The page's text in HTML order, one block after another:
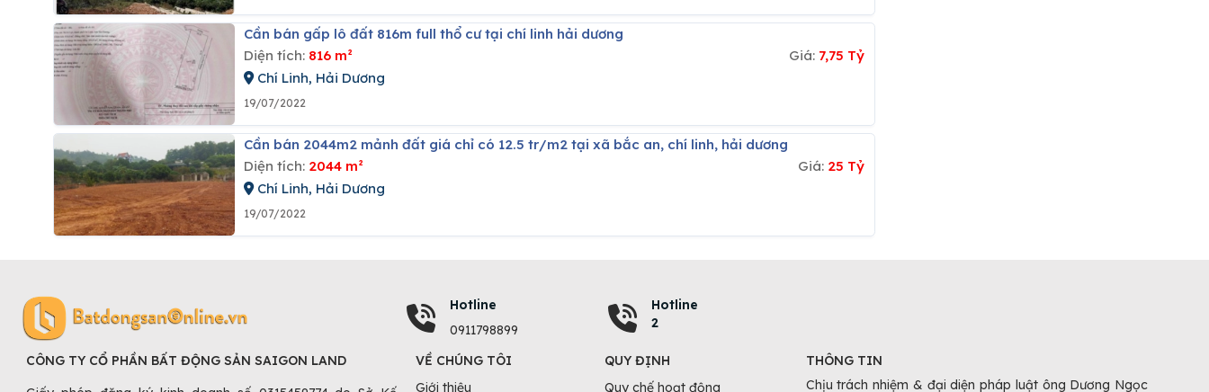
Cần bán gấp lô đất 816m full thổ cư tại chí linh hải dương
Diện tích: 816 m² Giá: 7,75 Tỷ
Chí Linh, Hải Dương
19/07/2022
Cần bán 2044m2 mảnh đất giá chỉ có 12.5 tr/m2 tại xã bắc an, chí linh, hải dương
Diện tích: 2044 m² Giá: 25 Tỷ
Chí Linh, Hải Dương
19/07/2022
Hotline
0911798899
Hotline
2
CÔNG TY CỔ PHẦN BẤT ĐỘNG SẢN SAIGON LAND
VỀ CHÚNG TÔI
Giới thiệu
QUY ĐỊNH
Quy chế hoạt động
THÔNG TIN
Chịu trách nhiệm & đại diện pháp luật ông Dương Ngọc